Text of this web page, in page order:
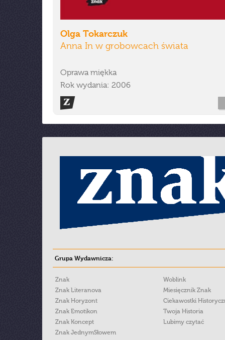
Olga Tokarczuk
Anna In w grobowcach świata
Oprawa miękka
Rok wydania: 2006
Grupa Wydawnicza:
Znak
Znak Literanova
Znak Horyzont
Znak Emotikon
Znak Koncept
Znak JednymSłowem
Woblink
Miesięcznik Znak
Ciekawostki
Twoja Historia
Lubimy czytać